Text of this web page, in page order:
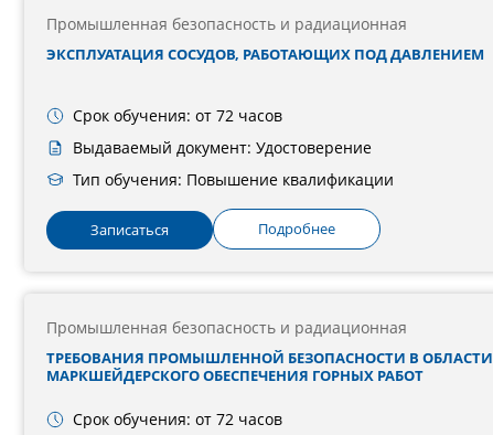
Промышленная безопасность и радиационная
ЭКСПЛУАТАЦИЯ СОСУДОВ, РАБОТАЮЩИХ ПОД ДАВЛЕНИЕМ
Срок обучения: от 72 часов
Выдаваемый документ: Удостоверение
Тип обучения: Повышение квалификации
Записаться Подробнее
Промышленная безопасность и радиационная
ТРЕБОВАНИЯ ПРОМЫШЛЕННОЙ БЕЗОПАСНОСТИ В ОБЛАСТИ
МАРКШЕЙДЕРСКОГО ОБЕСПЕЧЕНИЯ ГОРНЫХ РАБОТ
Срок обучения: от 72 часов